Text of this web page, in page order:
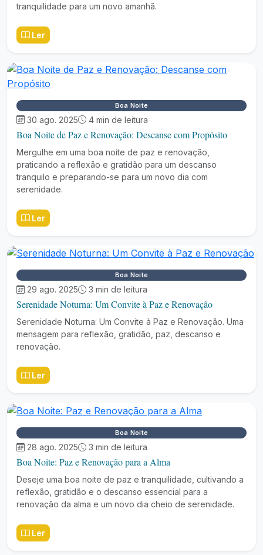
tranquilidade para um novo amanhã.
Ler
Boa Noite
30 ago. 2025 4 min de leitura
Boa Noite de Paz e Renovação: Descanse com Propósito
Mergulhe em uma boa noite de paz e renovação,
praticando a reflexão e gratidão para um descanso
tranquilo e preparando-se para um novo dia com
serenidade.
Ler
Boa Noite
29 ago. 2025 3 min de leitura
Serenidade Noturna: Um Convite à Paz e Renovação
Serenidade Noturna: Um Convite à Paz e Renovação. Uma
mensagem para reflexão, gratidão, paz, descanso e
renovação.
Ler
Boa Noite
28 ago. 2025 3 min de leitura
Boa Noite: Paz e Renovação para a Alma
Deseje uma boa noite de paz e tranquilidade, cultivando a
reflexão, gratidão e o descanso essencial para a
renovação da alma e um novo dia cheio de serenidade.
Ler